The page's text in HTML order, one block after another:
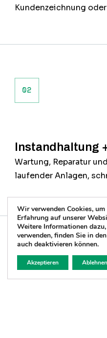
Kundenzeichnung
02
Instandhaltung
Wartung, Reparatur
laufender Anlagen,
03
Wir verwenden Cookies,
Erfahrung auf unserer
Weitere Informationen
verwenden, finden Sie in den
auch deaktivieren können.
Akzeptieren Ablehnen